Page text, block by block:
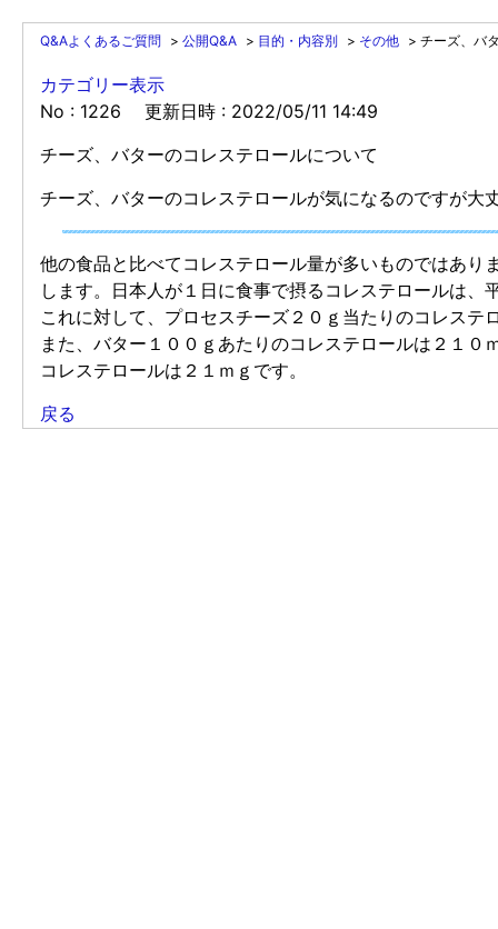
Q&Aよくあるご質問 > 公開Q&A > 目的・内容別 > その他 > チーズ、バ
カテゴリー表示
No : 1226
更新日時 : 2022/05/11 14:49
チーズ、バターのコレステロールについて
チーズ、バターのコレステロールが気になるのですが大
他の食品と比べてコレステロール量が多いものではあ
します。日本人が１日に食事で摂るコレステロールは
これに対して、プロセスチーズ２０ｇ当たりのコレステ
また、バター１００ｇあたりのコレステロールは２１
コレステロールは２１ｍｇです。
戻る